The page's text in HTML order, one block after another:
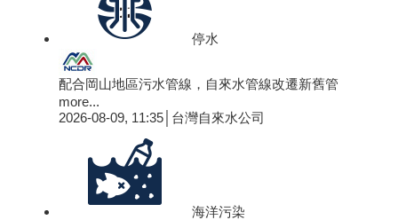
停水
配合岡山地區污水管線，自來水管線改遷新舊管
more...
2026-08-09, 11:35│台灣自來水公司
海洋污染